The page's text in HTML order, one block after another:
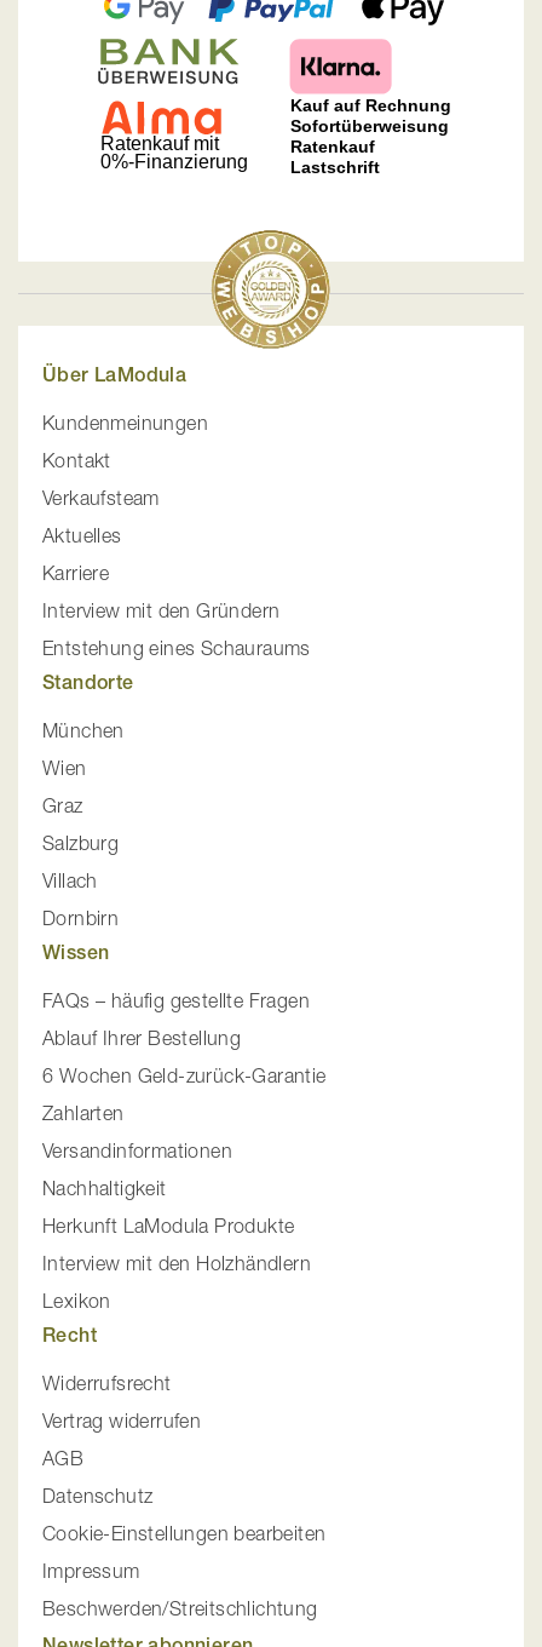
Über LaModula
Kundenmeinungen
Kontakt
Verkaufsteam
Aktuelles
Karriere
Interview mit den Gründern
Entstehung eines Schauraums
Standorte
München
Wien
Graz
Salzburg
Villach
Dornbirn
Wissen
FAQs – häufig gestellte Fragen
Ablauf Ihrer Bestellung
6 Wochen Geld-zurück-Garantie
Zahlarten
Versandinformationen
Nachhaltigkeit
Herkunft LaModula Produkte
Interview mit den Holzhändlern
Lexikon
Recht
Widerrufsrecht
Vertrag widerrufen
AGB
Datenschutz
Cookie-Einstellungen bearbeiten
Impressum
Beschwerden/Streitschlichtung